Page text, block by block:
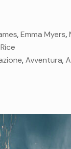
,Emma Myers,
McBride
Gad,Tim
,Avventura,